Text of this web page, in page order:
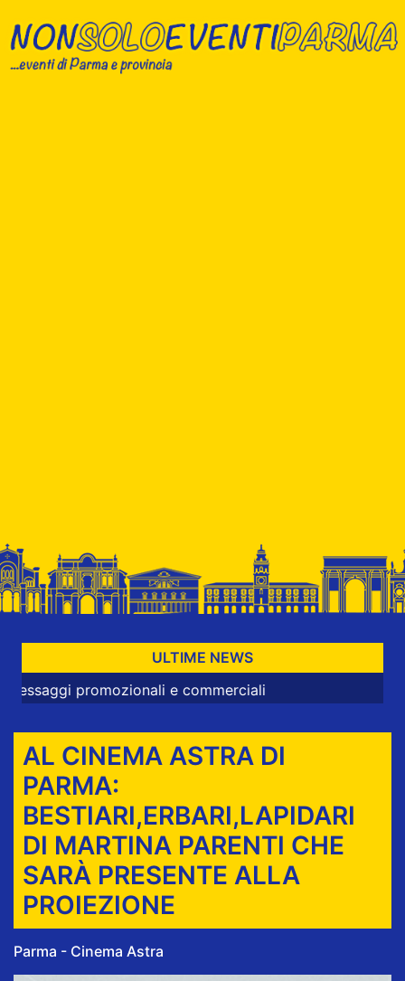
ULTIME NEWS
promozionali e commerciali
AL CINEMA ASTRA DI
PARMA:
BESTIARI,ERBARI,LAPIDARI
DI MARTINA PARENTI CHE
SARÀ PRESENTE ALLA
PROIEZIONE
Parma - Cinema Astra